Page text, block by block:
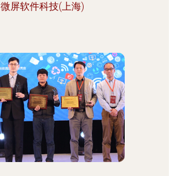
微屏软件科技(上海)